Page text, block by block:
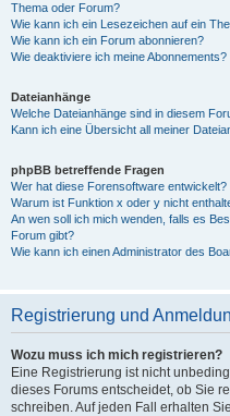
Thema oder Forum?
Wie kann ich ein Lesezeichen auf ein
Wie kann ich ein Forum abonnieren?
Wie deaktiviere ich meine Abonnements?
Dateianhänge
Welche Dateianhänge sind in diesem
Kann ich eine Übersicht all meiner
phpBB betreffende Fragen
Wer hat diese Forensoftware entwickelt?
Warum ist Funktion x oder y nicht
An wen soll ich mich wenden, falls es
Forum gibt?
Wie kann ich einen Administrator des
Registrierung und
Wozu muss ich mich registrieren?
Eine Registrierung ist nicht
dieses Forums entscheidet, ob Sie
schreiben. Auf jeden Fall erhalten